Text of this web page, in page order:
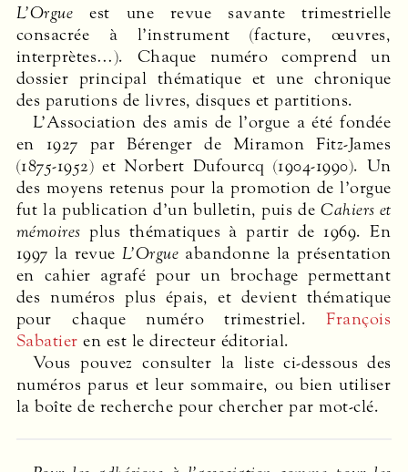
L’Orgue est une revue savante trimestrielle
consacrée à l’instrument (facture, œuvres,
interprètes…). Chaque numéro comprend un
dossier principal thématique et une chronique
des parutions de livres, disques et partitions.
L’Association des amis de l’orgue a été fondée
en 1927 par Bérenger de Miramon Fitz-James
(1875-1952) et Norbert Dufourcq (1904-1990). Un
des moyens retenus pour la promotion de l’orgue
fut la publication d’un bulletin, puis deCahiers et
mémoires plus thématiques à partir de 1969. En
1997 la revue L’Orgue abandonne la présentation
en cahier agrafé pour un brochage permettant
des numéros plus épais, et devient thématique
pour chaque numéro trimestriel.François
Sabatier en est le directeur éditorial.
Vous pouvez consulter la liste ci-dessous des
numéros parus et leur sommaire, ou bien utiliser
la boîte de recherche pour chercher par mot-clé.